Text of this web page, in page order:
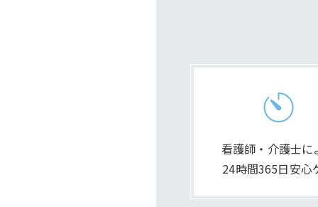
看護師・介護士に
24時間365日安心